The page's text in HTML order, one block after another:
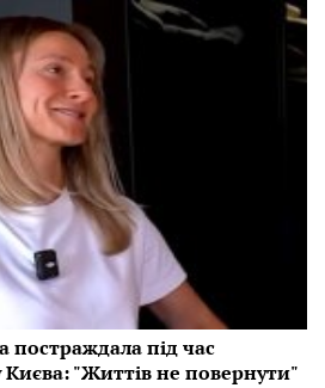
постраждала під час
Києва: "Життів не повернути"